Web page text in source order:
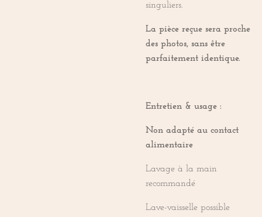
singuliers.
La pièce reçue sera proche
des photos, sans être
parfaitement identique.
Entretien & usage :
Non adapté au contact
alimentaire
Lavage à la main
recommandé
Lave-vaisselle possible